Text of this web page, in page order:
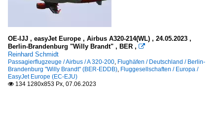
OE-IJJ , easyJet Europe , Airbus A320-214(WL) , 24.05.2023 ,
Berlin-Brandenburg "Willy Brandt" , BER , 
Reinhard Schmidt
Passagierflugzeuge / Airbus / A 320-200 Flughäfen / Deutschland / Berlin-
Brandenburg "Willy Brandt" (BER-EDDB) Fluggesellschaften / Europa /
EasyJet Europe (EC-EJU)
 134 1280x853 Px, 07.06.2023